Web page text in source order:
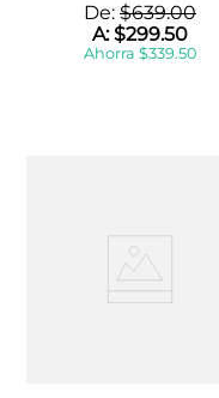
De: $639.00
A:$299.50
Ahorra $339.50